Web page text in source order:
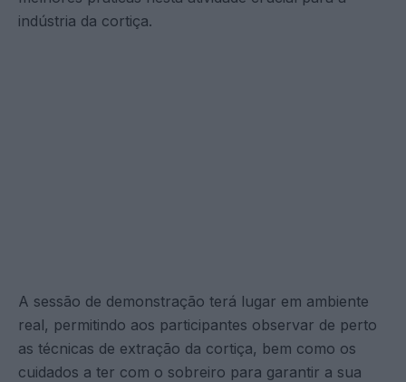
indústria da cortiça.
A sessão de demonstração terá lugar em ambiente
real, permitindo aos participantes observar de perto
as técnicas de extração da cortiça, bem como os
cuidados a ter com o sobreiro para garantir a sua